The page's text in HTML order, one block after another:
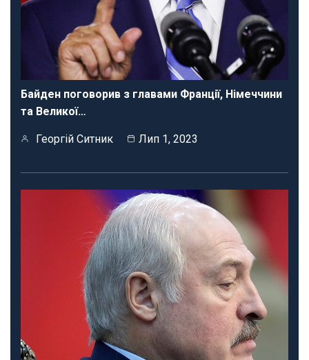
Байден поговорив з главами Франції, Німеччини
та Великої…
Георгій Ситник Лип 1, 2023